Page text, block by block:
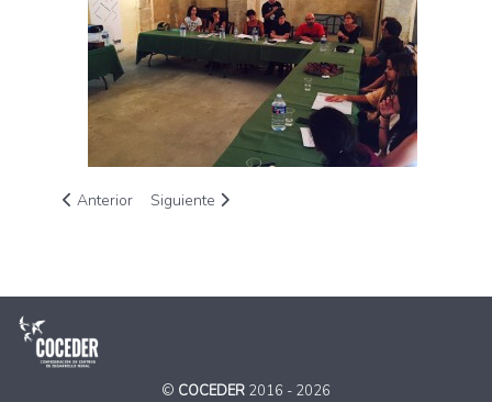
Artículo anterior: Más de 350 ‘Litros de Solidaridad’ para
Anterior Artículo siguiente: III Encuentro de hortelanas y
Siguiente
© COCEDER 2016 - 2026